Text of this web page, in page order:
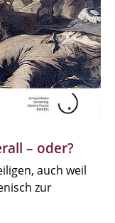
– oder?
auch weil
zur